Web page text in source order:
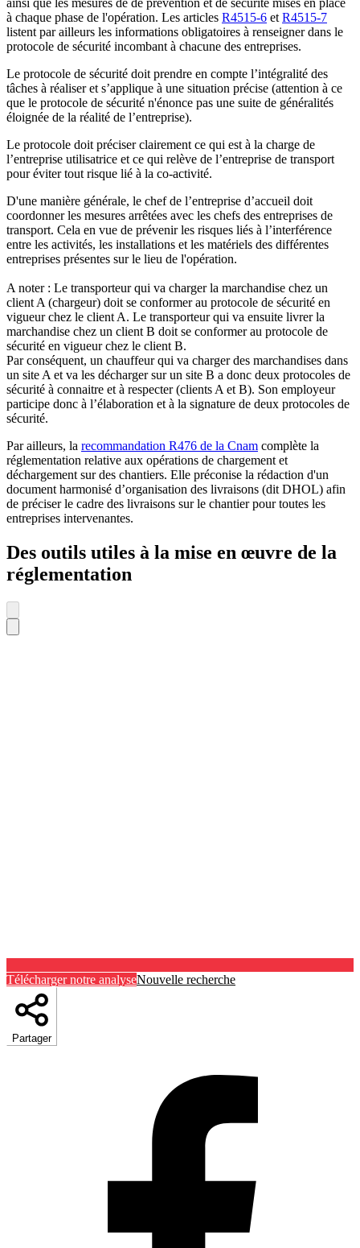
ainsi que les mesures de de prévention et de sécurité mises en place
à chaque phase de l'opération. Les articles R4515-6 et R4515-7
listent par ailleurs les informations obligatoires à renseigner dans le
protocole de sécurité incombant à chacune des entreprises.
Le protocole de sécurité doit prendre en compte l’intégralité des
tâches à réaliser et s’applique à une situation précise (attention à ce
que le protocole de sécurité n'énonce pas une suite de généralités
éloignée de la réalité de l’entreprise).
Le protocole doit préciser clairement ce qui est à la charge de
l’entreprise utilisatrice et ce qui relève de l’entreprise de transport
pour éviter tout risque lié à la co-activité.
D'une manière générale, le chef de l’entreprise d’accueil doit
coordonner les mesures arrêtées avec les chefs des entreprises de
transport. Cela en vue de prévenir les risques liés à l’interférence
entre les activités, les installations et les matériels des différentes
entreprises présentes sur le lieu de l'opération.
A noter : Le transporteur qui va charger la marchandise chez un
client A (chargeur) doit se conformer au protocole de sécurité en
vigueur chez le client A. Le transporteur qui va ensuite livrer la
marchandise chez un client B doit se conformer au protocole de
sécurité en vigueur chez le client B.
Par conséquent, un chauffeur qui va charger des marchandises dans
un site A et va les décharger sur un site B a donc deux protocoles de
sécurité à connaitre et à respecter (clients A et B). Son employeur
participe donc à l’élaboration et à la signature de deux protocoles de
sécurité.
Par ailleurs, la recommandation R476 de la Cnam complète la
réglementation relative aux opérations de chargement et
déchargement sur des chantiers. Elle préconise la rédaction d'un
document harmonisé d’organisation des livraisons (dit DHOL) afin
de préciser le cadre des livraisons sur le chantier pour toutes les
entreprises intervenantes.
Des outils utiles à la mise en œuvre de la
réglementation
Télécharger notre analyseNouvelle recherche
Partager